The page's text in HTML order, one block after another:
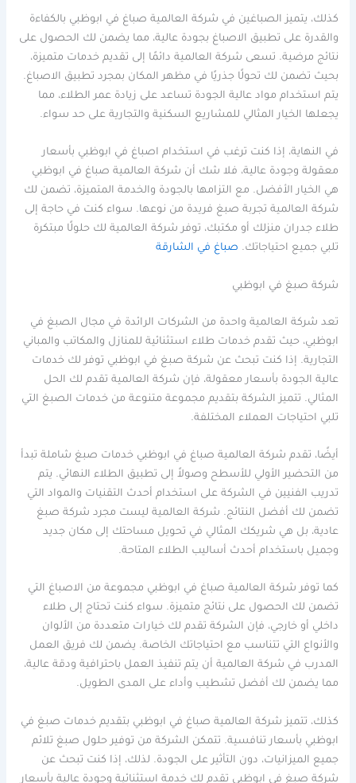
كذلك، يتميز الصباغين في شركة العالمية صباغ في ابوظبي بالكفاءة
والقدرة على تطبيق الاصباغ بجودة عالية، مما يضمن لك الحصول على
نتائج مرضية. تسعى شركة العالمية دائمًا إلى تقديم خدمات متميزة،
بحيث تضمن لك تحولًا جذريًا في مظهر المكان بمجرد تطبيق الاصباغ.
يتم استخدام مواد عالية الجودة تساعد على زيادة عمر الطلاء، مما
يجعلها الخيار المثالي للمشاريع السكنية والتجارية على حد سواء.
في النهاية، إذا كنت ترغب في استخدام اصباغ في ابوظبي بأسعار
معقولة وجودة عالية، فلا شك أن شركة العالمية صباغ في ابوظبي
هي الخيار الأفضل. مع التزامها بالجودة والخدمة المتميزة، تضمن لك
شركة العالمية تجربة صبغ فريدة من نوعها. سواء كنت في حاجة إلى
طلاء جدران منزلك أو مكتبك، توفر شركة العالمية لك حلولًا مبتكرة
تلبي جميع احتياجاتك. صباغ في الشارقة
شركة صبغ في ابوظبي
تعد شركة العالمية واحدة من الشركات الرائدة في مجال الصبغ في
ابوظبي، حيث تقدم خدمات طلاء استثنائية للمنازل والمكاتب والمباني
التجارية. إذا كنت تبحث عن شركة صبغ في ابوظبي توفر لك خدمات
عالية الجودة بأسعار معقولة، فإن شركة العالمية تقدم لك الحل
المثالي. تتميز الشركة بتقديم مجموعة متنوعة من خدمات الصبغ التي
تلبي احتياجات العملاء المختلفة.
أيضًا، تقدم شركة العالمية صباغ في ابوظبي خدمات صبغ شاملة تبدأ
من التحضير الأولي للأسطح وصولاً إلى تطبيق الطلاء النهائي. يتم
تدريب الفنيين في الشركة على استخدام أحدث التقنيات والمواد التي
تضمن لك أفضل النتائج. شركة العالمية ليست مجرد شركة صبغ
عادية، بل هي شريكك المثالي في تحويل مساحتك إلى مكان جديد
وجميل باستخدام أحدث أساليب الطلاء المتاحة.
كما توفر شركة العالمية صباغ في ابوظبي مجموعة من الاصباغ التي
تضمن لك الحصول على نتائج متميزة. سواء كنت تحتاج إلى طلاء
داخلي أو خارجي، فإن الشركة تقدم لك خيارات متعددة من الألوان
والأنواع التي تتناسب مع احتياجاتك الخاصة. يضمن لك فريق العمل
المدرب في شركة العالمية أن يتم تنفيذ العمل باحترافية ودقة عالية،
مما يضمن لك أفضل تشطيب وأداء على المدى الطويل.
كذلك، تتميز شركة العالمية صباغ في ابوظبي بتقديم خدمات صبغ في
ابوظبي بأسعار تنافسية. تتمكن الشركة من توفير حلول صبغ تلائم
جميع الميزانيات، دون التأثير على الجودة. لذلك، إذا كنت تبحث عن
شركة صبغ في ابوظبي تقدم لك خدمة استثنائية وجودة عالية بأسعار